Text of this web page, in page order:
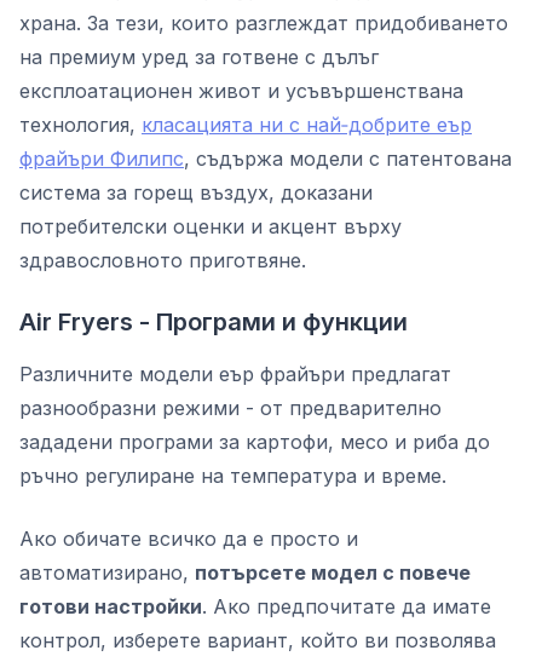
храна. За тези, които разглеждат придобиването
на премиум уред за готвене с дълъг
експлоатационен живот и усъвършенствана
технология, класацията ни с най‑добрите еър
фрайъри Филипс, съдържа модели с патентована
система за горещ въздух, доказани
потребителски оценки и акцент върху
здравословното приготвяне.
Air Fryers - Програми и функции
Различните модели еър фрайъри предлагат
разнообразни режими - от предварително
зададени програми за картофи, месо и риба до
ръчно регулиране на температура и време.
Ако обичате всичко да е просто и
автоматизирано, потърсете модел с повече
готови настройки. Ако предпочитате да имате
контрол, изберете вариант, който ви позволява